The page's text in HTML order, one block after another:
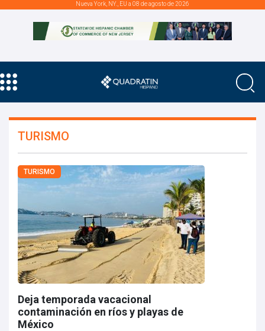
Nueva York, NY., EU a 08 de agosto de 2026
TURISMO
TURISMO
Deja temporada vacacional
contaminación en ríos y playas de
México